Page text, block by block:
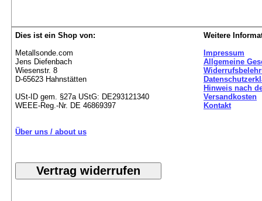
Dies ist ein Shop von:
Metallsonde.com
Jens Diefenbach
Wiesenstr. 8
D-65623 Hahnstätten
USt-ID gem. §27a UStG: DE293121340
WEEE-Reg.-Nr. DE 46869397
Über uns / about us
Weitere
Impressum
Allgemeine
Hinweis nach
Versandkosten
Kontakt